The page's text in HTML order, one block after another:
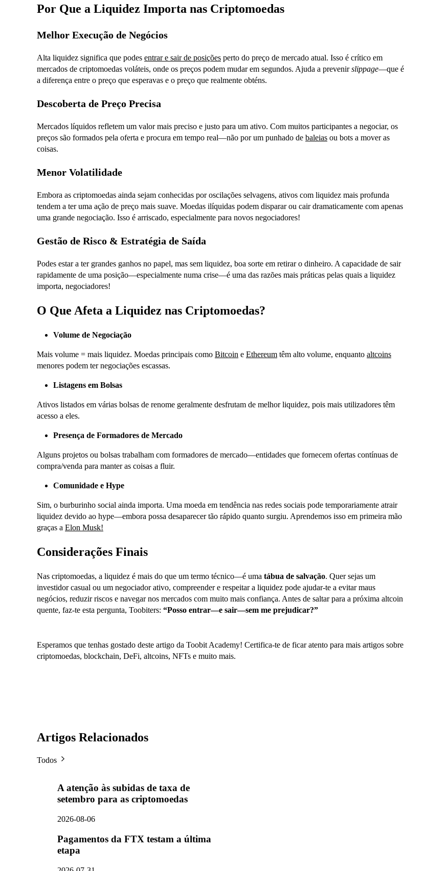
Por Que a Liquidez Importa nas Criptomoedas
Melhor Execução de Negócios
Alta liquidez significa que podes entrar e sair de posições perto do preço de mercado atual. Isso é crítico em
mercados de criptomoedas voláteis, onde os preços podem mudar em segundos. Ajuda a prevenirslippage—que é
a diferença entre o preço que esperavas e o preço que realmente obténs.
Descoberta de Preço Precisa
Mercados líquidos refletem um valor mais preciso e justo para um ativo. Com muitos participantes a negociar, os
preços são formados pela oferta e procura em tempo real—não por um punhado de baleias ou bots a mover as
coisas.
Menor Volatilidade
Embora as criptomoedas ainda sejam conhecidas por oscilações selvagens, ativos com liquidez mais profunda
tendem a ter uma ação de preço mais suave. Moedas ilíquidas podem disparar ou cair dramaticamente com apenas
uma grande negociação. Isso é arriscado, especialmente para novos negociadores!
Gestão de Risco & Estratégia de Saída
Podes estar a ter grandes ganhos no papel, mas sem liquidez, boa sorte em retirar o dinheiro. A capacidade de sair
rapidamente de uma posição—especialmente numa crise—é uma das razões mais práticas pelas quais a liquidez
importa, negociadores!
O Que Afeta a Liquidez nas Criptomoedas?
Volume de Negociação
Mais volume = mais liquidez. Moedas principais como Bitcoin e Ethereum têm alto volume, enquanto altcoins
menores podem ter negociações escassas.
Listagens em Bolsas
Ativos listados em várias bolsas de renome geralmente desfrutam de melhor liquidez, pois mais utilizadores têm
acesso a eles.
Presença de Formadores de Mercado
Alguns projetos ou bolsas trabalham com formadores de mercado—entidades que fornecem ofertas contínuas de
compra/venda para manter as coisas a fluir.
Comunidade e Hype
Sim, o burburinho social ainda importa. Uma moeda em tendência nas redes sociais pode temporariamente atrair
liquidez devido ao hype—embora possa desaparecer tão rápido quanto surgiu. Aprendemos isso em primeira mão
graças a Elon Musk!
Considerações Finais
Nas criptomoedas, a liquidez é mais do que um termo técnico—é uma tábua de salvação. Quer sejas um
investidor casual ou um negociador ativo, compreender e respeitar a liquidez pode ajudar-te a evitar maus
negócios, reduzir riscos e navegar nos mercados com muito mais confiança. Antes de saltar para a próxima altcoin
quente, faz-te esta pergunta, Toobiters: “Posso entrar—e sair—sem me prejudicar?”
Esperamos que tenhas gostado deste artigo da Toobit Academy! Certifica-te de ficar atento para mais artigos sobre
criptomoedas, blockchain, DeFi, altcoins, NFTs e muito mais.
Artigos Relacionados
Todos
A atenção às subidas de taxa de
setembro para as criptomoedas
2026-08-06
Pagamentos da FTX testam a última
etapa